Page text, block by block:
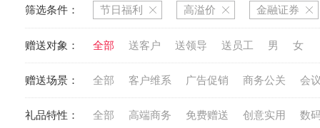
筛选条件： 节日福利 高溢价 金融证券
赠送对象： 全部 送客户 送领导 送员工 男 女
赠送场景： 全部 客户维系 广告促销 商务公关 会
礼品特性： 全部 高端商务 免费赠送 创意实用 数